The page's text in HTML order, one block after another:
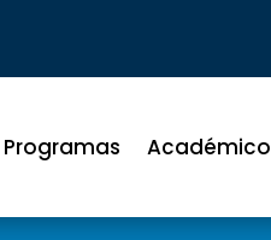
Programas